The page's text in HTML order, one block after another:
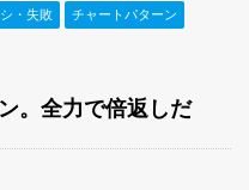
・失敗 チャートパターン
。全力で倍返しだ